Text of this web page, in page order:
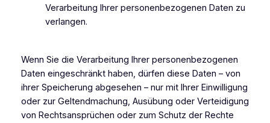
Verarbeitung Ihrer personenbezogenen Daten zu
verlangen.
Wenn Sie die Verarbeitung Ihrer personenbezogenen
Daten eingeschränkt haben, dürfen diese Daten – von
ihrer Speicherung abgesehen – nur mit Ihrer Einwilligung
oder zur Geltendmachung, Ausübung oder Verteidigung
von Rechtsansprüchen oder zum Schutz der Rechte